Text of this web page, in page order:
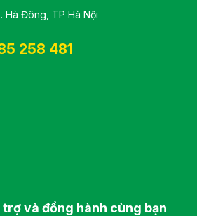
Hà Đông, TP Hà Nội
258 481
trợ và đồng hành cùng bạn